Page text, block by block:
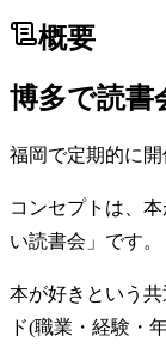
概要
博多で読書
福岡で定期的に開
コンセプトは、
い読書会」です。
本が好きという
ド(職業・経験・